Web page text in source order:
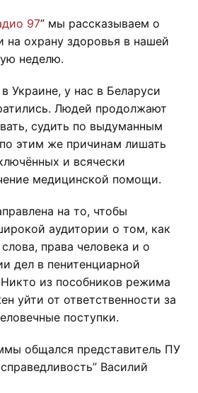
97” мы рассказываем о
на охрану здоровья в нашей
неделю.
Украине, у нас в Беларуси
Людей продолжают
судить по выдуманным
этим же причинам лишать
и всячески
медицинской помощи.
на то, чтобы
аудитории о том, как
права человека и о
дел в пенитенциарной
из пособников режима
уйти от ответственности за
поступки.
общался представитель ПУ
Василий